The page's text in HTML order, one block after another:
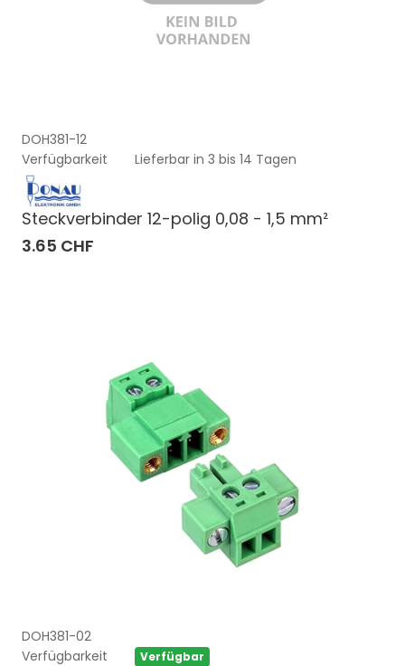
DOH381-12
Verfügbarkeit
Lieferbar in 3 bis 14 Tagen
Steckverbinder 12-polig 0,08 - 1,5 mm²
3.65 CHF
DOH381-02
Verfügbarkeit
Verfügbar